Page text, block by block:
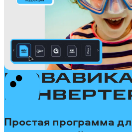
Простая программа